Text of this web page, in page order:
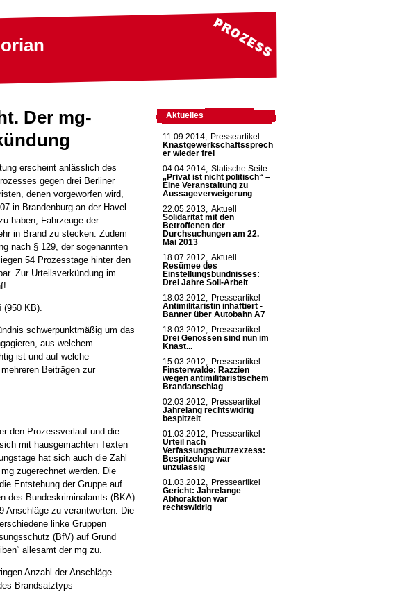
Der mg-
erscheint anlässlich des
gegen drei Berliner
denen vorgeworfen wird,
in Brandenburg an der Havel
haben, Fahrzeuge der
in Brand zu stecken. Zudem
nach § 129, der sogenannten
54 Prozesstage hinter den
Zur Urteilsverkündung im
(950 KB).
schwerpunktmäßig um das
aus welchem
ist und auf welche
Beiträgen zur
den Prozessverlauf und die
mit hausgemachten Texten
hat sich auch die Zahl
zugerechnet werden. Die
Entstehung der Gruppe auf
des Bundeskriminalamts (BKA)
Anschläge zu verantworten. Die
linke Gruppen
(BfV) auf Grund
allesamt der mg zu.
Anzahl der Anschläge
Brandsatztyps
Aktuelles
11.09.2014,
Presseartikel
Knastgewerkschaftssprech
er wieder frei
04.04.2014,
Statische Seite
„Privat ist nicht politisch“ –
Eine Veranstaltung zu
Aussageverweigerung
22.05.2013,
Aktuell
Solidarität mit den
Betroffenen der
Durchsuchungen am 22.
Mai 2013
18.07.2012,
Aktuell
Resümee des
Einstellungsbündnisses:
Drei Jahre Soli-Arbeit
18.03.2012,
Presseartikel
Antimilitaristin inhaftiert -
Banner über Autobahn A7
18.03.2012,
Presseartikel
Drei Genossen sind nun im
Knast...
15.03.2012,
Presseartikel
Finsterwalde: Razzien
wegen antimilitaristischem
Brandanschlag
02.03.2012,
Presseartikel
Jahrelang rechtswidrig
bespitzelt
01.03.2012,
Presseartikel
Urteil nach
Verfassungschutzexzess:
Bespitzelung war
unzulässig
01.03.2012,
Presseartikel
Gericht: Jahrelange
Abhöraktion war
rechtswidrig